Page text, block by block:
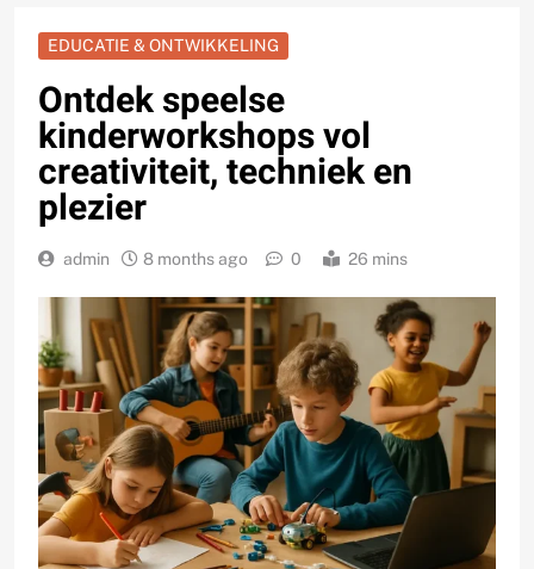
EDUCATIE & ONTWIKKELING
Ontdek speelse
kinderworkshops vol
creativiteit, techniek en
plezier
admin 8 months ago 0 26 mins